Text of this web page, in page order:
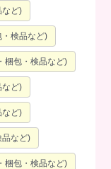
など)
検品など)
梱包・検品など)
など)
など)
品など)
梱包・検品など)